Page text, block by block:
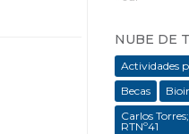
NUBE DE
Actividades
Becas
Carlos
RTNº41